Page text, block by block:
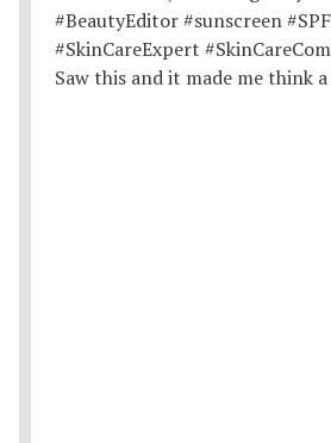
Saw this and it made me think